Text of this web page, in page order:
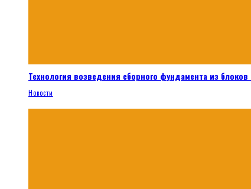
Технология возведения сборного фундамента из
Новости